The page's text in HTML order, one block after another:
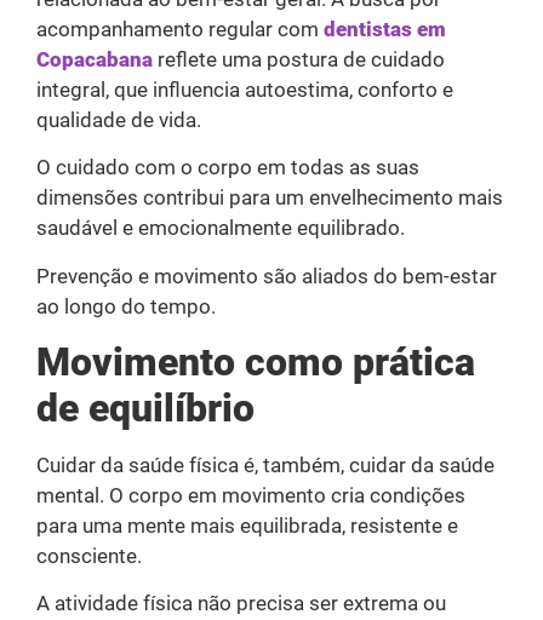
acompanhamento regular com dentistas em
Copacabana reflete uma postura de cuidado
integral, que influencia autoestima, conforto e
qualidade de vida.
O cuidado com o corpo em todas as suas
dimensões contribui para um envelhecimento mais
saudável e emocionalmente equilibrado.
Prevenção e movimento são aliados do bem-estar
ao longo do tempo.
Movimento como prática
de equilíbrio
Cuidar da saúde física é, também, cuidar da saúde
mental. O corpo em movimento cria condições
para uma mente mais equilibrada, resistente e
consciente.
A atividade física não precisa ser extrema ou